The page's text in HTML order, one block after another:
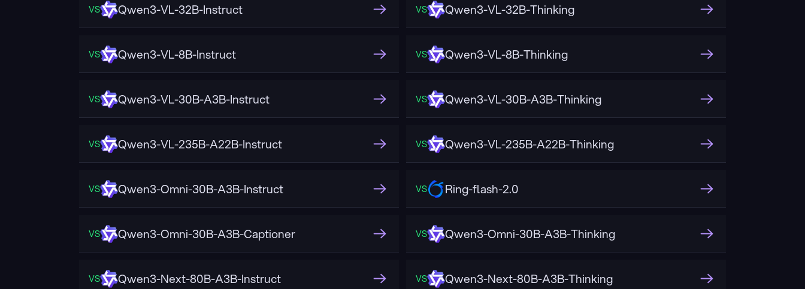
VS Qwen3-VL-32B-Instruct VS Qwen3-VL-32B-Thinking
VS Qwen3-VL-8B-Instruct VS Qwen3-VL-8B-Thinking
VS Qwen3-VL-30B-A3B-Instruct VS Qwen3-VL-30B-A3B-Thinking
VS Qwen3-VL-235B-A22B-Instruct VS Qwen3-VL-235B-A22B-Thinking
VS Qwen3-Omni-30B-A3B-Instruct VS Ring-flash-2.0
VS Qwen3-Omni-30B-A3B-Captioner VS Qwen3-Omni-30B-A3B-Thinking
VS Qwen3-Next-80B-A3B-Instruct VS Qwen3-Next-80B-A3B-Thinking